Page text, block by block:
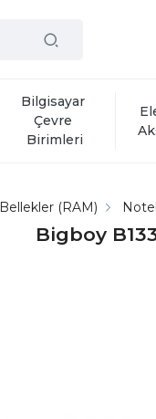
Bilgisayar
Çevre
Birimleri
Bigboy
Bellekler (RAM)